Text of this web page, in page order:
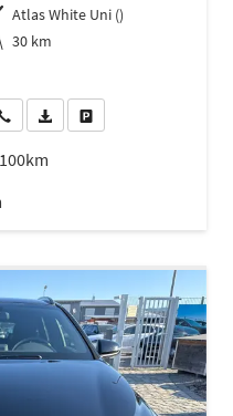
Atlas White Uni ()
30 km
Wir rufen Sie anPDF-Datei, Fahrzeugexposé